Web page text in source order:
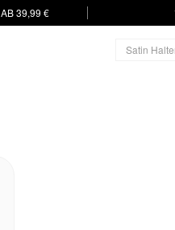
39,99 €